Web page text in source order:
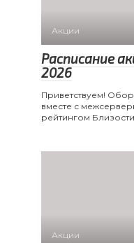
Акции
Расписание
2026
Приветствуем!
вместе с
рейтингом
Акции